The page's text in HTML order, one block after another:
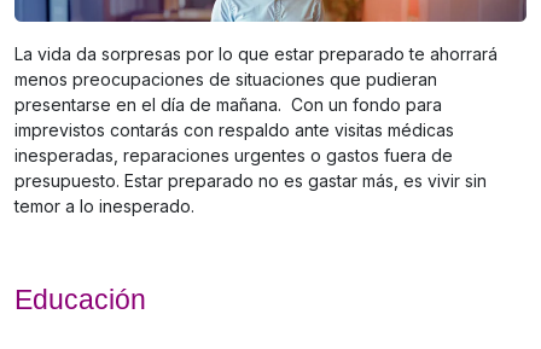
La vida da sorpresas por lo que estar preparado te ahorrará
menos preocupaciones de situaciones que pudieran
presentarse en el día de mañana. Con un fondo para
imprevistos contarás con respaldo ante visitas médicas
inesperadas, reparaciones urgentes o gastos fuera de
presupuesto. Estar preparado no es gastar más, es vivir sin
temor a lo inesperado.
Educación